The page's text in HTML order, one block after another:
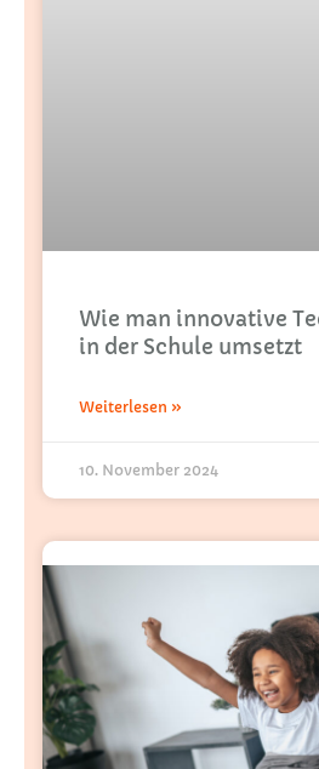
Wie man innovative
in der Schule umsetzt
Weiterlesen »
10. November 2024